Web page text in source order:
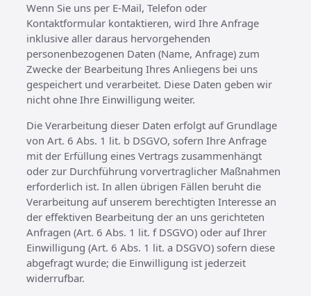
Wenn Sie uns per E-Mail, Telefon oder
Kontaktformular kontaktieren, wird Ihre Anfrage
inklusive aller daraus hervorgehenden
personenbezogenen Daten (Name, Anfrage) zum
Zwecke der Bearbeitung Ihres Anliegens bei uns
gespeichert und verarbeitet. Diese Daten geben wir
nicht ohne Ihre Einwilligung weiter.
Die Verarbeitung dieser Daten erfolgt auf Grundlage
von Art. 6 Abs. 1 lit. b DSGVO, sofern Ihre Anfrage
mit der Erfüllung eines Vertrags zusammenhängt
oder zur Durchführung vorvertraglicher Maßnahmen
erforderlich ist. In allen übrigen Fällen beruht die
Verarbeitung auf unserem berechtigten Interesse an
der effektiven Bearbeitung der an uns gerichteten
Anfragen (Art. 6 Abs. 1 lit. f DSGVO) oder auf Ihrer
Einwilligung (Art. 6 Abs. 1 lit. a DSGVO) sofern diese
abgefragt wurde; die Einwilligung ist jederzeit
widerrufbar.